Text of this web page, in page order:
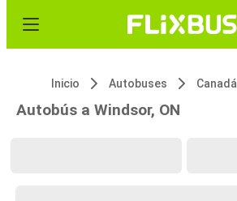
Inicio Autobuses Canadá
Autobús a Windsor, ON